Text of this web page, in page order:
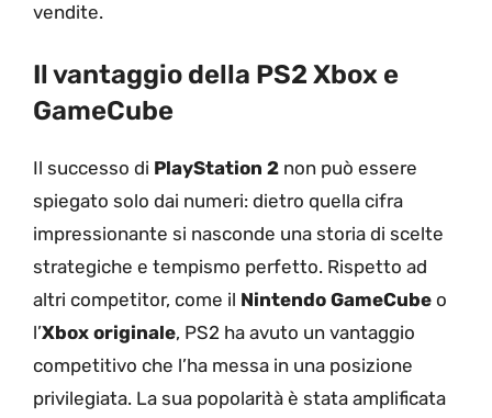
vendite.
Il vantaggio della PS2 Xbox e
GameCube
Il successo di PlayStation 2 non può essere
spiegato solo dai numeri: dietro quella cifra
impressionante si nasconde una storia di scelte
strategiche e tempismo perfetto. Rispetto ad
altri competitor, come il Nintendo GameCube o
l’Xbox originale, PS2 ha avuto un vantaggio
competitivo che l’ha messa in una posizione
privilegiata. La sua popolarità è stata amplificata